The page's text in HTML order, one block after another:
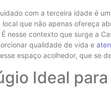
com a terceira idade é
que não apenas ofereça
nesse contexto que surge a
qualidade de vida e
espaço acolhedor, que se
Ideal